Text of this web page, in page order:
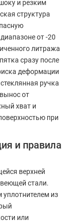
и резким
структура
от -20
литража
сразу после
деформации
ручка
от
хват и
при
и правила
верхней
стали.
из
или